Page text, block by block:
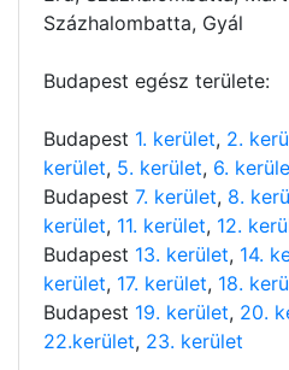
Százhalombatta, Gyál
Budapest egész területe:
Budapest 1. kerület, 2.
kerület, 5. kerület, 6.
Budapest 7. kerület, 8.
kerület, 11. kerület, 12.
Budapest 13. kerület, 14.
kerület, 17. kerület, 18.
Budapest 19. kerület, 20.
22.kerület, 23. kerület